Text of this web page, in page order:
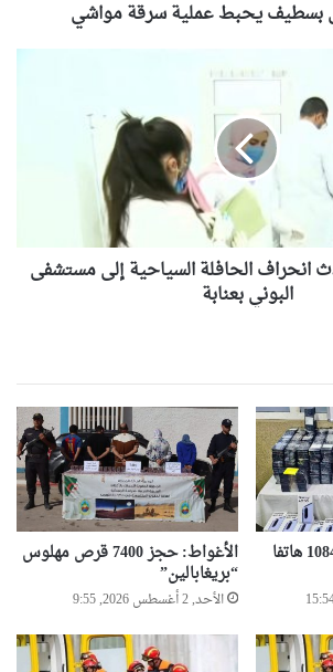
بسطيف يحبط عملية سرقة مواشي
الحافلة السياحية إلى مستشفى
البوني بعنابة
إحباط محاولة تهريب 1084 هاتفا الأغواط: حجز 7400 قرص مهلوس
“بريغابالين”
الأحد, 2 أغسطس 2026, 9:55